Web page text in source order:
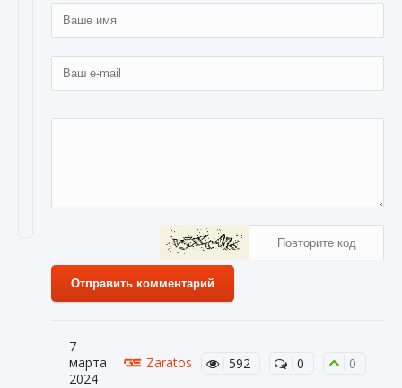
Отправить комментарий
7
марта
2024
Zaratos 592 0 0